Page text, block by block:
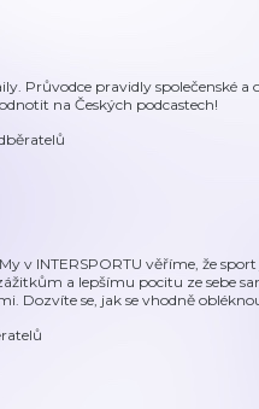
Průvodce pravidly společenské a
na Českých podcastech!
v INTERSPORTU věříme, že
a lepšímu pocitu ze sebe
Dozvíte se, jak se vhodně